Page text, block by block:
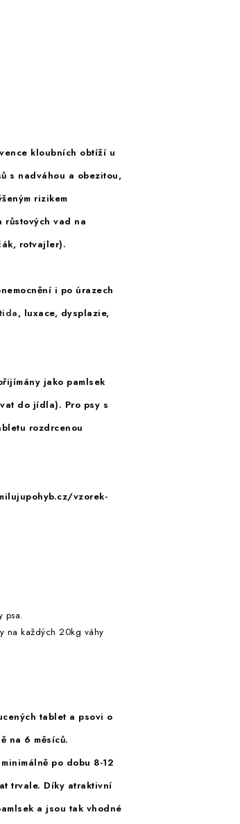
kloubních obtíží u
s nadváhou a obezitou,
rizikem
růstových vad na
rotvajler).
i po úrazech
, luxace, dysplazie,
jako pamlsek
do jídla). Pro psy s
rozdrcenou
vzorek-
psa.
na každých 20kg váhy
tablet a psovi o
na 6 měsíců.
po dobu 8-12
trvale. Díky atraktivní
a jsou tak vhodné